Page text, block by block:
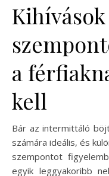
Kihívások
a
kell
Bár az intermittáló
számára ideális, és
szempontot
egyik leggyakoribb